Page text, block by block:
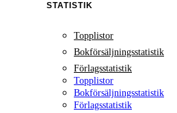
STATISTIK
Topplistor
Bokförsäljningsstatistik
Förlagsstatistik
Topplistor
Bokförsäljningsstatistik
Förlagsstatistik